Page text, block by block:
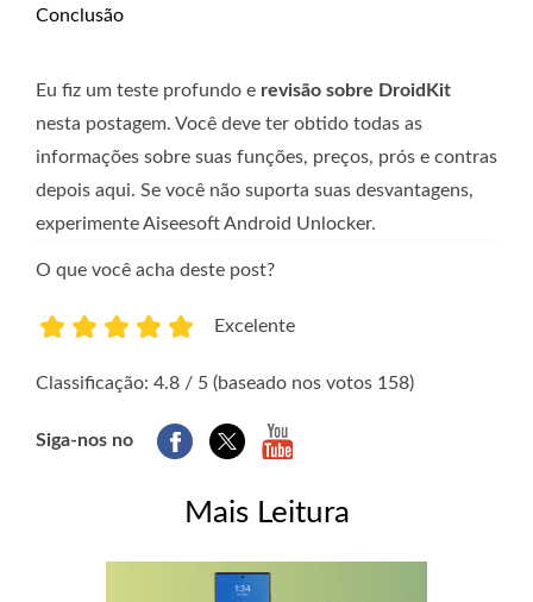
Conclusão
Eu fiz um teste profundo e revisão sobre DroidKit
nesta postagem. Você deve ter obtido todas as
informações sobre suas funções, preços, prós e contras
depois aqui. Se você não suporta suas desvantagens,
experimente Aiseesoft Android Unlocker.
O que você acha deste post?
Excelente
Classificação: 4.8 / 5 (baseado nos votos 158)
Siga-nos no
Mais Leitura